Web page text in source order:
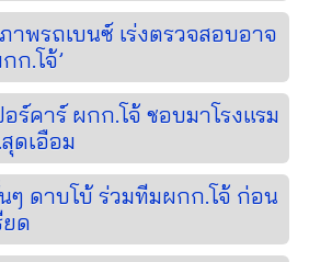
าพรถเบนซ์ เร่งตรวจสอบอาจ
ก.โจ้’
ร์คาร์ ผกก.โจ้ ชอบมาโรงแรม
ดเอือม
ๆ ดาบโบ้ ร่วมทีมผกก.โจ้ ก่อน
ยด